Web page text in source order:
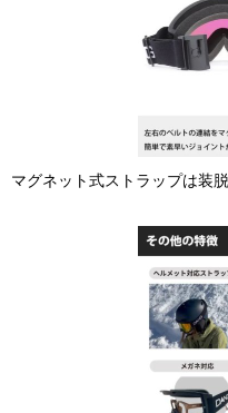
マグネット式ストラップは装